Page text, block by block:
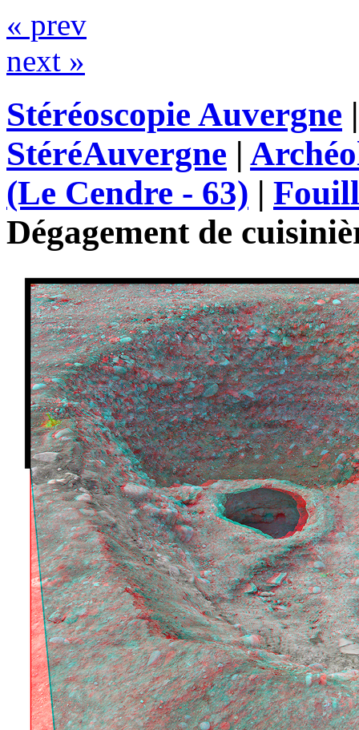
« prev
next »
Stéréoscopie Auvergne
StéréAuvergne |
(Le Cendre - 63) |
Dégagement de